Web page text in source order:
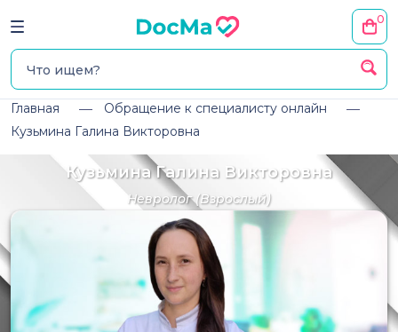
0
Главная
Обращение к специалисту онлайн
Кузьмина Галина Викторовна
Кузьмина Галина Викторовна
Невролог(Взрослый)